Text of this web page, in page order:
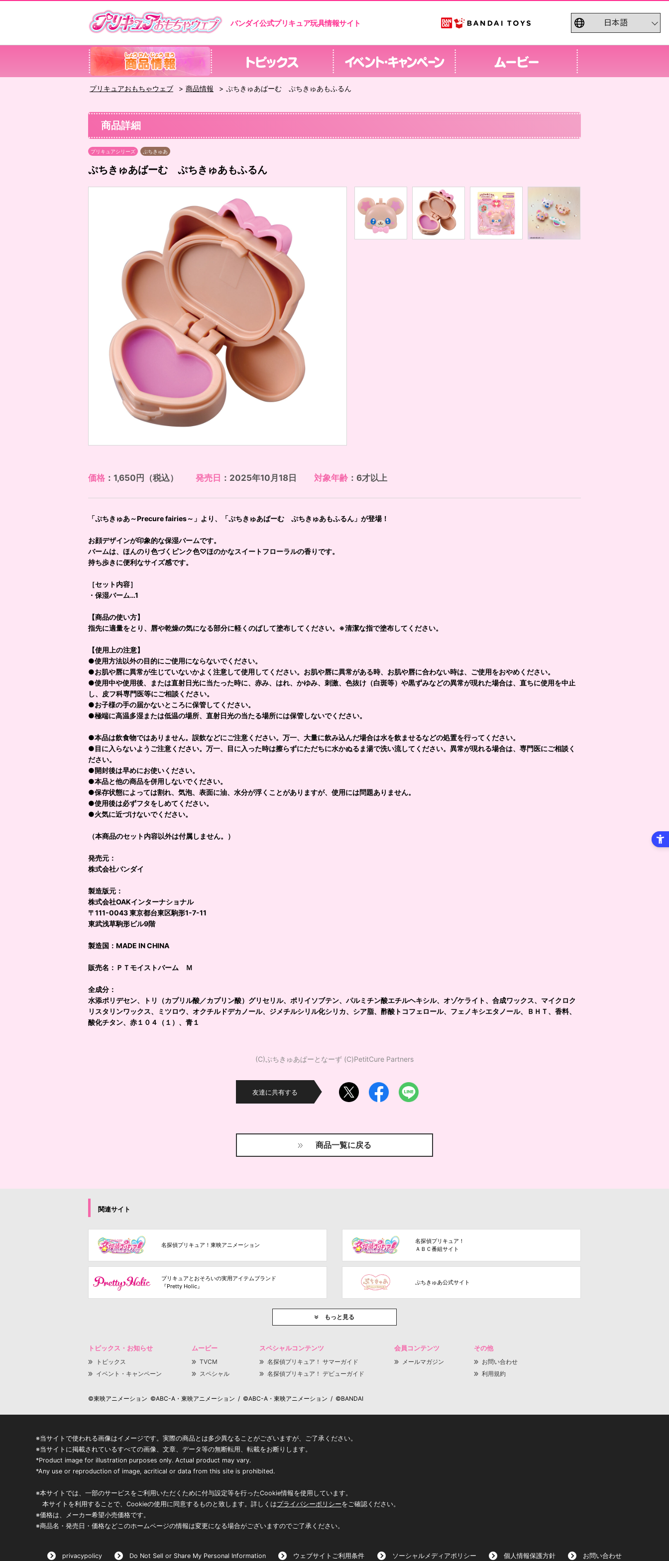
バンダイ公式プリキュア玩具情報サイト
プリキュアおもちゃウェブ 商品情報 ぷちきゅあばーむ ぷちきゅあもふるん
商品詳細
プリキュアシリーズ ぷちきゅあ
ぷちきゅあばーむ ぷちきゅあもふるん
価格 ：1,650円（税込） 発売日 ：2025年10月18日 対象年齢 ：6才以上
「ぷちきゅあ～Precure fairies～」より、「ぷちきゅあばーむ ぷちきゅあもふるん」が登場！
お顔デザインが印象的な保湿バームです。
バームは、ほんのり色づくピンク色♡ほのかなスイートフローラルの香りです。
持ち歩きに便利なサイズ感です。
［セット内容］
・保湿バーム…1
【商品の使い方】
指先に適量をとり、唇や乾燥の気になる部分に軽くのばして塗布してください。※清潔な指で塗布してください。
【使用上の注意】
●使用方法以外の目的にご使用にならないでください。
●お肌や唇に異常が生じていないかよく注意して使用してください。お肌や唇に異常がある時、お肌や唇に合わない時は、ご使用をおやめください。
●使用中や使用後、または直射日光に当たった時に、赤み、はれ、かゆみ、刺激、色抜け（白斑等）や黒ずみなどの異常が現れた場合は、直ちに使用を中止
し、皮フ科専門医等にご相談ください。
●お子様の手の届かないところに保管してください。
●極端に高温多湿または低温の場所、直射日光の当たる場所には保管しないでください。
●本品は飲食物ではありません。誤飲などにご注意ください。万一、大量に飲み込んだ場合は水を飲ませるなどの処置を行ってください。
●目に入らないようご注意ください。万一、目に入った時は擦らずにただちに水かぬるま湯で洗い流してください。異常が現れる場合は、専門医にご相談く
ださい。
●開封後は早めにお使いください。
●本品と他の商品を併用しないでください。
●保存状態によっては割れ、気泡、表面に油、水分が浮くことがありますが、使用には問題ありません。
●使用後は必ずフタをしめてください。
●火気に近づけないでください。
（本商品のセット内容以外は付属しません。）
発売元：
株式会社バンダイ
製造版元：
株式会社OAKインターナショナル
〒111-0043 東京都台東区駒形1-7-11
東武浅草駒形ビル9階
製造国：MADE IN CHINA
販売名：ＰＴモイストバーム Ｍ
全成分：
水添ポリデセン、トリ（カプリル酸／カプリン酸）グリセリル、ポリイソブテン、パルミチン酸エチルヘキシル、オゾケライト、合成ワックス、マイクロク
リスタリンワックス、ミツロウ、オクチルドデカノール、ジメチルシリル化シリカ、シア脂、酢酸トコフェロール、フェノキシエタノール、ＢＨＴ、香料、
酸化チタン、赤１０４（１）、青１
(C)ぷちきゅあぱーとなーず (C)PetitCure Partners
友達に共有する
商品一覧に戻る
関連サイト
名探偵プリキュア！東映アニメーション
名探偵プリキュア！
ＡＢＣ番組サイト
プリキュアとおそろいの実用アイテムブランド
『Pretty Holic』
ぷちきゅあ公式サイト
もっと見る
トピックス・お知らせ
トピックス
イベント・キャンペーン
ムービー
TVCM
スペシャル
スペシャルコンテンツ
名探偵プリキュア！ サマーガイド
名探偵プリキュア！ デビューガイド
会員コンテンツ
メールマガジン
その他
お問い合わせ
利用規約
©東映アニメーション ©ABC-A・東映アニメーション / ©ABC-A・東映アニメーション / ©BANDAI
※当サイトで使われる画像はイメージです。実際の商品とは多少異なることがございますが、ご了承ください。
※当サイトに掲載されているすべての画像、文章、データ等の無断転用、転載をお断りします。
*Product image for illustration purposes only. Actual product may vary.
*Any use or reproduction of image, acritical or data from this site is prohibited.
※本サイトでは、一部のサービスをご利用いただくために付与設定等を行ったCookie情報を使用しています。
本サイトを利用することで、Cookieの使用に同意するものと致します。詳しくはプライバシーポリシーをご確認ください。
※価格は、メーカー希望小売価格です。
※商品名・発売日・価格などこのホームページの情報は変更になる場合がございますのでご了承ください。
privacypolicy Do Not Sell or Share My Personal Information ウェブサイトご利用条件 ソーシャルメディアポリシー 個人情報保護方針 お問い合わせ